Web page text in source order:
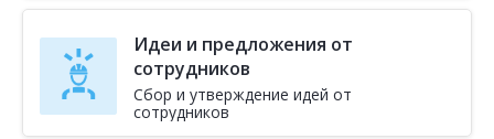
Идеи и предложения от
сотрудников
Сбор и утверждение идей от
сотрудников